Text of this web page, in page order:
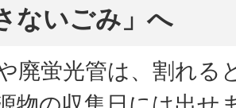
ないごみ」へ
廃蛍光管は、割れる